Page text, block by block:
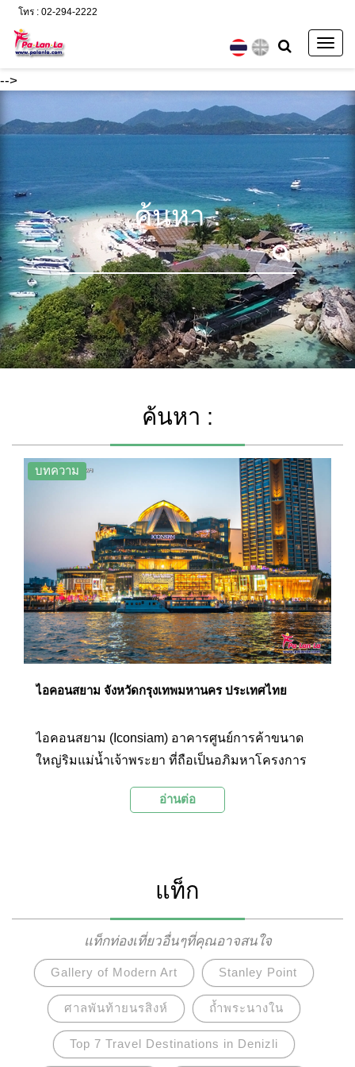
-->
โทร : 02-294-2222
ค้นหา :
ค้นหา :
บทความ
ไอคอนสยาม จังหวัดกรุงเทพมหานคร ประเทศไทย
ไอคอนสยาม (Iconsiam) อาคารศูนย์การค้าขนาด
ใหญ่ริมแม่น้ำเจ้าพระยา ที่ถือเป็นอภิมหาโครงการ
ล้านบาท สัญลักษณ์แห่งความรุ่งโรจน์ของไทยริมฝั่ง
อ่านต่อ
แท็ก
แท็กท่องเที่ยวอื่นๆที่คุณอาจสนใจ
Gallery of Modern Art Stanley Point
ศาลพันท้ายนรสิงห์ ถ้ำพระนางใน
Top 7 Travel Destinations in Denizli